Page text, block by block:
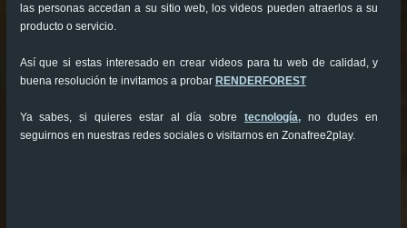
las personas accedan a su sitio web, los videos pueden atraerlos a su
producto o servicio.
Así que si estas interesado en crear videos para tu web de calidad, y
buena resolución te invitamos a probar RENDERFOREST
Ya sabes, si quieres estar al día sobre tecnología,no dudes en
seguirnos en nuestras redes sociales o visitarnos en Zonafree2play.